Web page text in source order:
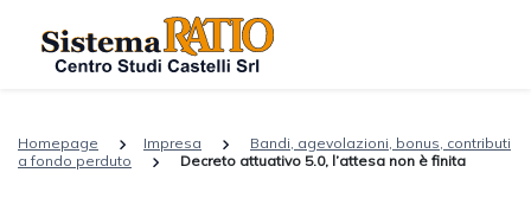
Homepage Impresa
Bandi, agevolazioni, bonus, contributi
a fondo perduto
Decreto attuativo 5.0, l’attesa non è finita